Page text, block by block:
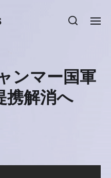
ンマー国軍
携解消へ